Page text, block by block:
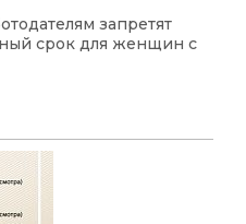
запретят
срок для женщин с